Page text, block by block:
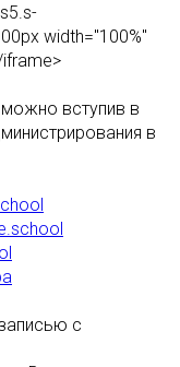
width="100%"
вступив в
в
с